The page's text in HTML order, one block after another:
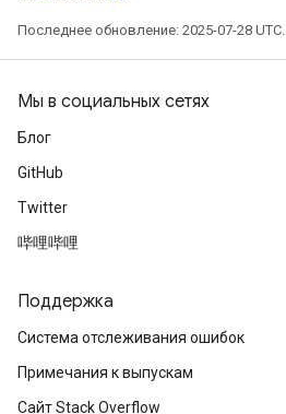
Последнее обновление: 2025-07-28 UTC.
Мы в социальных сетях
Блог
GitHub
Twitter
哔哩哔哩
Поддержка
Система отслеживания ошибок
Примечания к выпускам
Сайт Stack Overflow